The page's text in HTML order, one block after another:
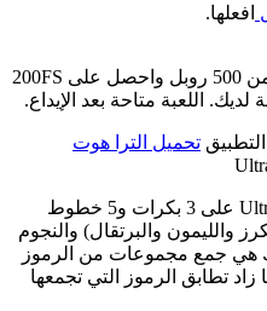
افعلها.
قم بإجراء إيداعك الأول بسعر يبدأ من 500 روبل واحصل على 200FS
تحميل الترا هوت
تحتوي ماكينة القمار Ultra Hot Deluxe على 3 بكرات و5 خطوط
والليمون والبرتقال) والنجوم
هي جمع مجموعات من الرموز
تطابق الرموز التي تجمعها